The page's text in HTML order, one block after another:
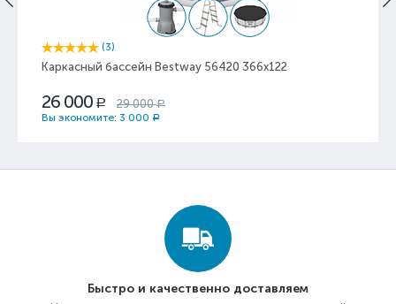
(3)
Каркасный бассейн Bestway 56420 366x122
26 000 Р 29 000 Р
Вы экономите:3 000 Р
Быстро и качественно доставляем